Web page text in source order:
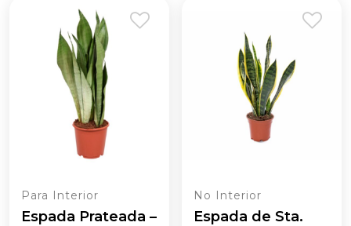
Para Interior
Espada Prateada –
No Interior
Espada de Sta.